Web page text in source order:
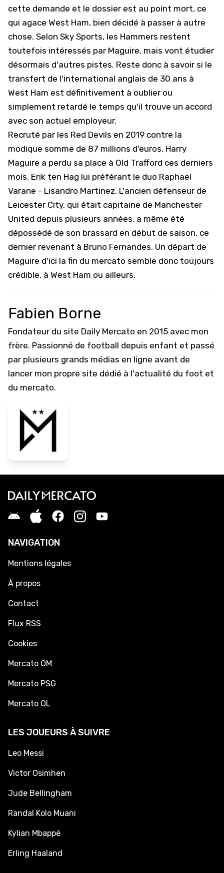
cette demande et le dossier est au point mort, ce
qui agace West Ham, bien décidé à passer à autre
chose. Selon Sky Sports, les Hammers restent
toutefois intéressés par Maguire, mais vont étudier
désormais d'autres pistes. Reste donc à savoir si le
transfert de l'international anglais de 30 ans à
West Ham est définitivement à oublier ou
simplement retardé le temps qu'il trouve un accord
avec son actuel employeur.
Recruté par les Red Devils en 2019 contre la
modique somme de 87 millions d'euros, Harry
Maguire a perdu sa place à Old Trafford ces derniers
mois, Erik ten Hag lui préférant le duo Raphaël
Varane - Lisandro Martinez. L'ancien défenseur de
Leicester City, qui était capitaine de Manchester
United depuis plusieurs années, a même été
dépossédé de son brassard en début de saison, ce
dernier revenant à Bruno Fernandes. Un départ de
Maguire d'ici la fin du mercato semble donc toujours
crédible, à West Ham ou ailleurs.
Fabien Borne
Fondateur du site Daily Mercato en 2015 avec mon
frère. Passionné de football depuis enfant et passé
par plusieurs grands médias en ligne avant de
lancer mon propre site dédié à l'actualité du foot et
du mercato.
NAVIGATION
Mentions légales
À propos
Contact
Flux RSS
Cookies
Mercato OM
Mercato PSG
Mercato OL
LES JOUEURS À SUIVRE
Leo Messi
Victor Osimhen
Jude Bellingham
Randal Kolo Muani
Kylian Mbappé
Erling Haaland